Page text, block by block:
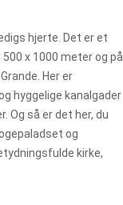
hjerte. Det er et
x 1000 meter og på
Her er
hyggelige kanalgader
Og så er det her, du
og
kirke,